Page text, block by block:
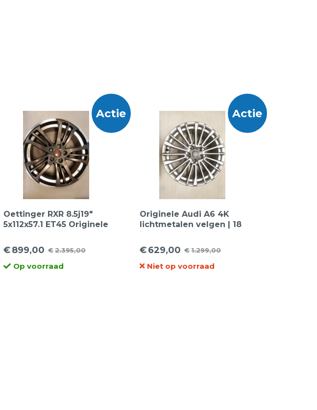
Actie
Oettinger RXR 8.5j19″
5x112x57.1 ET45 Originele
Golf, Audi A3, Seat Leon,
Skoda
€2.395,00
Oorspronkelijke
prijs
€899,00
Huidige
prijsOp voorraad
Actie
Originele Audi A6 4K
lichtmetalen velgen | 18
inch | 4K0601025C
€1.299,00
Oorspronkelijke
prijs
€629,00
Huidige
prijs
Niet op voorraad